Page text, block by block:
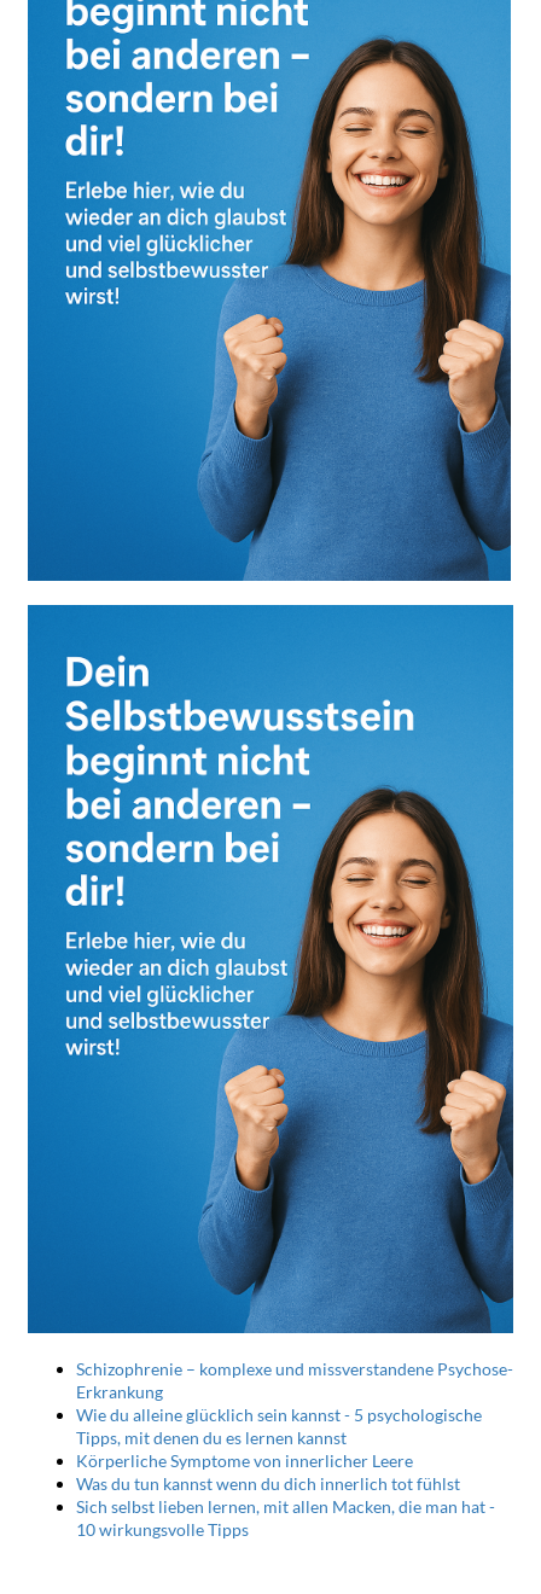
Schizophrenie – komplexe und missverstandene Psychose-
Erkrankung
Wie du alleine glücklich sein kannst - 5 psychologische
Tipps, mit denen du es lernen kannst
Körperliche Symptome von innerlicher Leere
Was du tun kannst wenn du dich innerlich tot fühlst
Sich selbst lieben lernen, mit allen Macken, die man hat -
10 wirkungsvolle Tipps